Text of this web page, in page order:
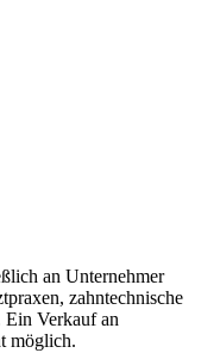
an Unternehmer
zahntechnische
Ein Verkauf an
möglich.